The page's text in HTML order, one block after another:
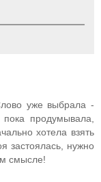
уже выбрала -
продумывала,
хотела взять
застоялась, нужно
смысле!